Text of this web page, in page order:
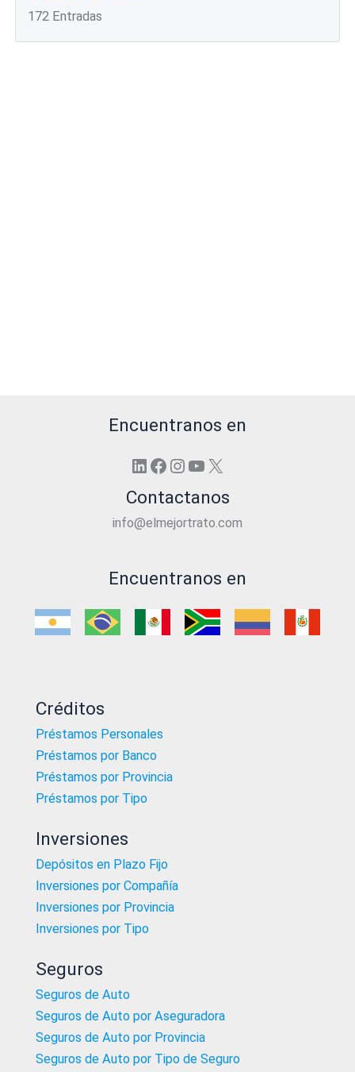
172 Entradas
Encuentranos en
LinkedIn
Facebook
Instagram
YouTube
X
Contactanos
info@elmejortrato.com
Encuentranos en
Créditos
Préstamos Personales
Préstamos por Banco
Préstamos por Provincia
Préstamos por Tipo
Inversiones
Depósitos en Plazo Fijo
Inversiones por Compañía
Inversiones por Provincia
Inversiones por Tipo
Seguros
Seguros de Auto
Seguros de Auto por Aseguradora
Seguros de Auto por Provincia
Seguros de Auto por Tipo de Seguro